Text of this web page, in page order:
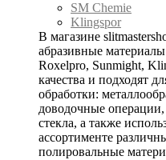
SM Chemie
Klingspor
В магазине
абразивные
Roxelpro, Sunmight,
качества и подходят
обработки:
доводочные операции,
стекла, а также
ассортименте
полировальные